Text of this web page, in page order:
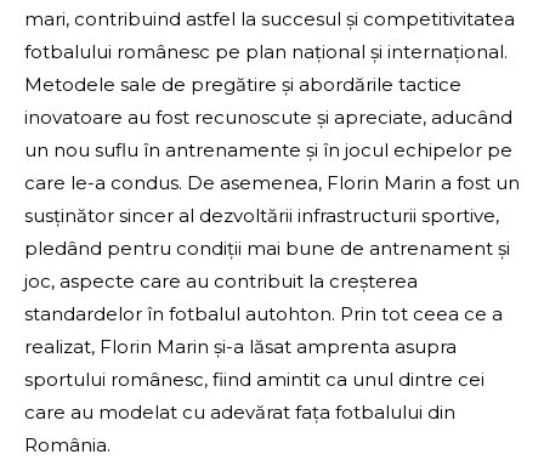
mari, contribuind astfel la succesul și competitivitatea
fotbalului românesc pe plan național și internațional.
Metodele sale de pregătire și abordările tactice
inovatoare au fost recunoscute și apreciate, aducând
un nou suflu în antrenamente și în jocul echipelor pe
care le-a condus. De asemenea, Florin Marin a fost un
susținător sincer al dezvoltării infrastructurii sportive,
pledând pentru condiții mai bune de antrenament și
joc, aspecte care au contribuit la creșterea
standardelor în fotbalul autohton. Prin tot ceea ce a
realizat, Florin Marin și-a lăsat amprenta asupra
sportului românesc, fiind amintit ca unul dintre cei
care au modelat cu adevărat fața fotbalului din
România.